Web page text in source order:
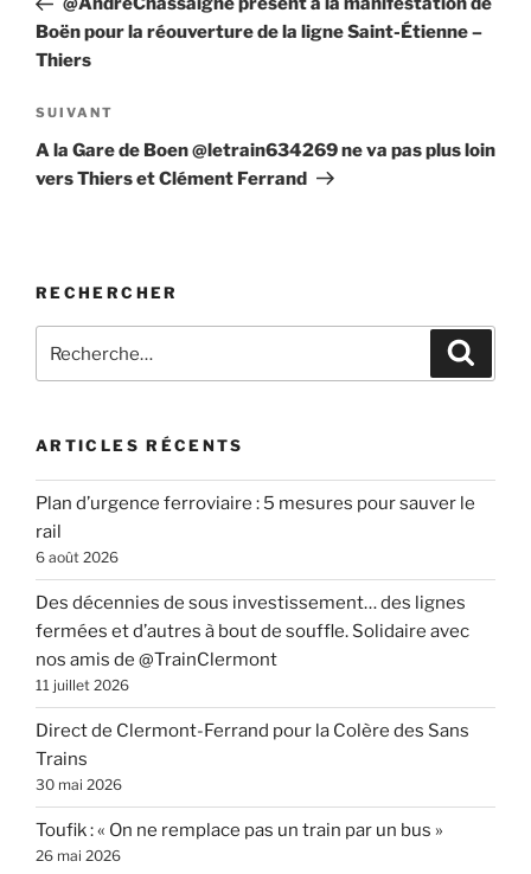
l’article
Boën pour la réouverture de la ligne Saint-Étienne –
Thiers
Article
suivant
SUIVANT
A la Gare de Boen @letrain634269 ne va pas plus loin
vers Thiers et Clément Ferrand
RECHERCHER
pour
ARTICLES RÉCENTS
Plan d’urgence ferroviaire : 5 mesures pour sauver le
rail
6 août 2026
Des décennies de sous investissement… des lignes
fermées et d’autres à bout de souffle. Solidaire avec
nos amis de @TrainClermont
11 juillet 2026
Direct de Clermont-Ferrand pour la Colère des Sans
Trains
30 mai 2026
Toufik : « On ne remplace pas un train par un bus »
26 mai 2026